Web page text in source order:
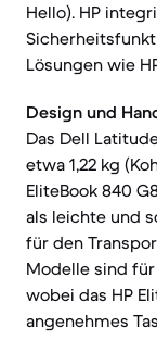
Hello). HP
Lösungen wie
Design und
Das Dell
etwa 1,22 kg
EliteBook 840
als leichte und
für den
Modelle sind
wobei das HP
angenehmes